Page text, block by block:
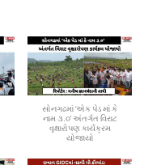
સોનગઢમાં ‘એક પેડ માં કે
નામ ૩.૦' અંતર્ગત વિરાટ
વૃક્ષારોપણ કાર્યક્રમ
યોજાયો